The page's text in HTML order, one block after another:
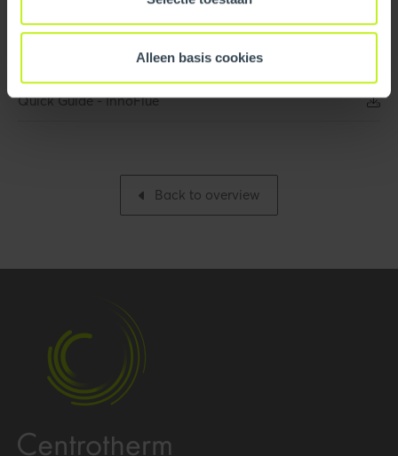
Alleen basis cookies
Intrastat 3917220000
Base unit packaging Unpacked
Packaging / Trade
128 mm / 5 inch
Packaging / Trade width
Certification
Certificates (US/CAN)
Quick Guide - InnoFlue
Back to overview